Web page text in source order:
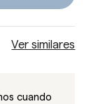
Ver similares
cuando